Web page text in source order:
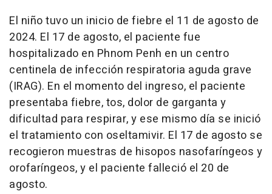
El niño tuvo un inicio de fiebre el 11 de agosto de
2024. El 17 de agosto, el paciente fue
hospitalizado en Phnom Penh en un centro
centinela de infección respiratoria aguda grave
(IRAG). En el momento del ingreso, el paciente
presentaba fiebre, tos, dolor de garganta y
dificultad para respirar, y ese mismo día se inició
el tratamiento con oseltamivir. El 17 de agosto se
recogieron muestras de hisopos nasofaríngeos y
orofaríngeos, y el paciente falleció el 20 de
agosto.